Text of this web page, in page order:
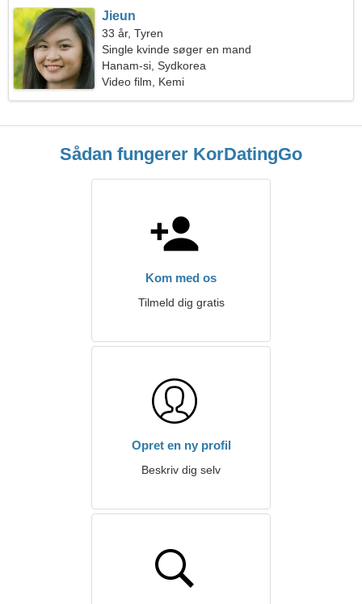
Jieun
33 år, Tyren
Single kvinde søger en mand
Hanam-si, Sydkorea
Video film, Kemi
Sådan fungerer KorDatingGo
Kom med os
Tilmeld dig gratis
Opret en ny profil
Beskriv dig selv